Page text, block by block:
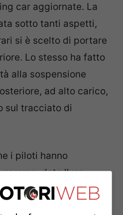
car aggiornate. La
sotto tanti aspetti,
si è scelto di portare
Lo stesso ha fatto
alla sospensione
ad alto carico,
sul tracciato di
i piloti hanno
dato l’uso
Questo è stato